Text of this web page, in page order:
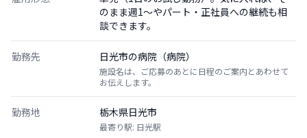
のまま週1〜やパート・正社員への継続も相
談できます。
勤務先 日光市の病院（病院）
施設名は、ご応募のあとに日程のご案内とあわせて
お伝えします。
勤務地 栃木県日光市
最寄り駅: 日光駅